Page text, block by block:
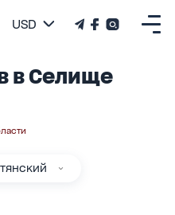
USD
в Селище